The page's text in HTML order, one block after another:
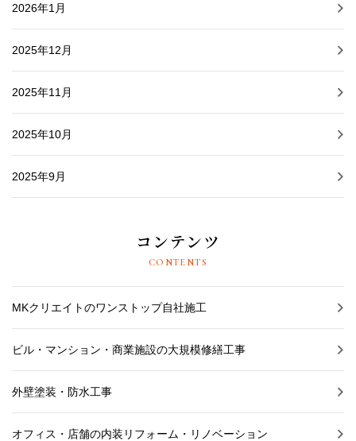
2026年1月
2025年12月
2025年11月
2025年10月
2025年9月
コンテンツ
CONTENTS
MKクリエイトのワンストップ自社施工
ビル・マンション・商業施設の大規模修繕工事
外壁塗装・防水工事
オフィス・店舗の内装リフォーム・リノベーション